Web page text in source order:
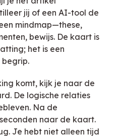
jij of een AI-tool de
mindmap—these,
bewijs. De kaart is
het is een
begrip.
komt, kijk je naar de
De logische relaties
Na de
naar de kaart.
Je hebt niet alleen tijd